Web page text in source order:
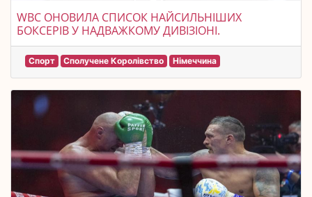
WBC ОНОВИЛА СПИСОК НАЙСИЛЬНІШИХ
БОКСЕРІВ У НАДВАЖКОМУ ДИВІЗІОНІ.
Спорт Сполучене Королівство Німеччина